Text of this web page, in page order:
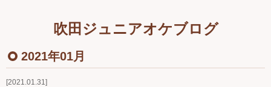
プレジュニア クラス
練習会場
アーカイブ
吹田ジュニアオケブログ
2021年01月
2021.01.31